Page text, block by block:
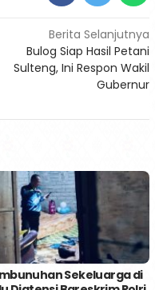
Berita Selanjutnya
Bulog Siap Hasil Petani
Sulteng, Ini Respon Wakil
Gubernur
Sekeluarga di